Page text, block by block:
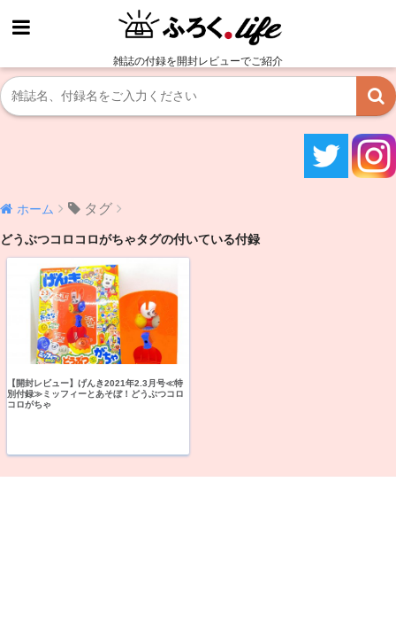
雑誌の付録を開封レビューでご紹介
ホーム タグ
どうぶつコロコロがちゃタグの付いている付録
【開封レビュー】げんき2021年2.3月号≪特
別付録≫ミッフィーとあそぼ！どうぶつコロ
コロがちゃ